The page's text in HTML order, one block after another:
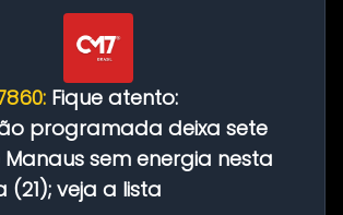
Fique atento:
programada deixa sete
sem energia nesta
veja a lista